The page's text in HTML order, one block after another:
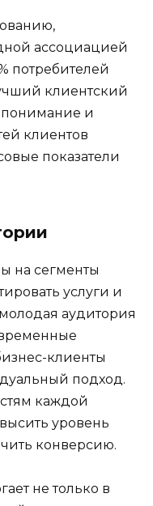
ассоциацией
потребителей
клиентский
понимание и
клиентов
показатели
на сегменты
услуги и
аудитория
клиенты
подход.
каждой
уровень
конверсию.
не только в